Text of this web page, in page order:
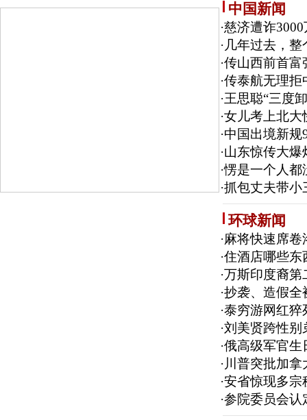
中国新闻
·慈济遭诈
· 几年过去，
·传山西前首富
·传泰航无理拒
·王思聪“三度
·女儿考上北大
·中国出境新规
·山东惊传大爆
·愣是一个人都
·抓包丈夫带小
环球新闻
·麻将快速席
·住酒店哪些东
·万斯印度裔
·抄袭、造假全
·泰穷游网红猝
·刘美贤跨性别
·俄高级军官生
·川普突批加
·安省惊现多宗
·参院委员会认